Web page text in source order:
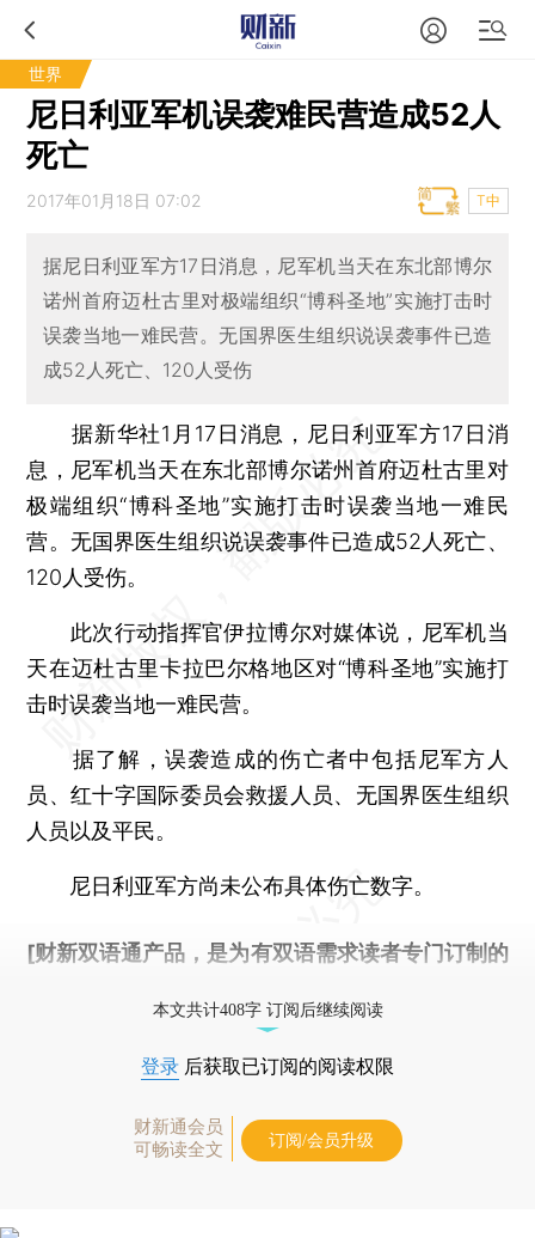
世界
尼日利亚军机误袭难民营造成52人
死亡
2017年01月18日 07:02 T中
据尼日利亚军方17日消息，尼军机当天在东北部博尔
诺州首府迈杜古里对极端组织“博科圣地”实施打击时
误袭当地一难民营。无国界医生组织说误袭事件已造
成52人死亡、120人受伤
据新华社1月17日消息，尼日利亚军方17日消
息，尼军机当天在东北部博尔诺州首府迈杜古里对
极端组织“博科圣地”实施打击时误袭当地一难民
营。无国界医生组织说误袭事件已造成52人死亡、
120人受伤。
此次行动指挥官伊拉博尔对媒体说，尼军机当
天在迈杜古里卡拉巴尔格地区对“博科圣地”实施打
击时误袭当地一难民营。
据了解，误袭造成的伤亡者中包括尼军方人
员、红十字国际委员会救援人员、无国界医生组织
人员以及平民。
尼日利亚军方尚未公布具体伤亡数字。
[财新双语通产品，是为有双语需求读者专门订制的
本文共计408字 订阅后继续阅读
登录 后获取已订阅的阅读权限
财新通会员
可畅读全文
订阅/会员升级